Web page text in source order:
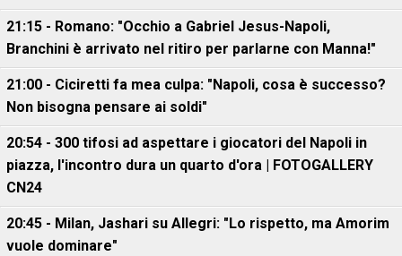
21:15 - Romano: "Occhio a Gabriel Jesus-Napoli,
Branchini è arrivato nel ritiro per parlarne con Manna!"
21:00 - Ciciretti fa mea culpa: "Napoli, cosa è successo?
Non bisogna pensare ai soldi"
20:54 - 300 tifosi ad aspettare i giocatori del Napoli in
piazza, l'incontro dura un quarto d'ora | FOTOGALLERY
CN24
20:45 - Milan, Jashari su Allegri: "Lo rispetto, ma Amorim
vuole dominare"